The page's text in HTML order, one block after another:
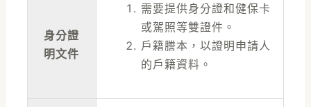
身分證
明文件
需要提供身分證和健保卡
或駕照等雙證件。
戶籍謄本，以證明申請人
的戶籍資料。